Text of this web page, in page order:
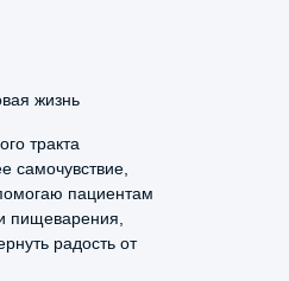
жизнь
тракта
самочувствие,
пациентам
пищеварения,
радость от